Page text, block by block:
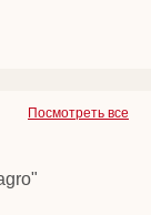
Посмотреть все